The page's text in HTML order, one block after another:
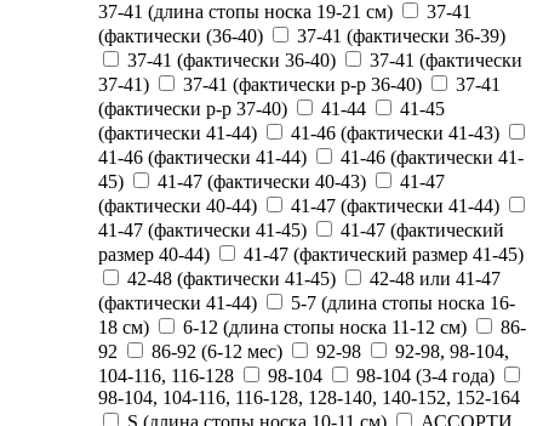
37-41 (длина стопы носка 19-21 см)
37-41
(фактически (36-40)
37-41 (фактически 36-39)
37-41 (фактически 36-40)
37-41 (фактически
37-41)
37-41 (фактически р-р 36-40)
37-41
(фактически р-р 37-40)
41-44
41-45
(фактически 41-44)
41-46 (фактически 41-43)
41-46 (фактически 41-44)
41-46 (фактически 41-
45)
41-47 (фактически 40-43)
41-47
(фактически 40-44)
41-47 (фактически 41-44)
41-47 (фактически 41-45)
41-47 (фактический
размер 40-44)
41-47 (фактический размер 41-45)
42-48 (фактически 41-45)
42-48 или 41-47
(фактически 41-44)
5-7 (длина стопы носка 16-
18 см)
6-12 (длина стопы носка 11-12 см)
86-
92
86-92 (6-12 мес) 92-98
92-98, 98-104,
104-116, 116-128
98-104
98-104 (3-4 года)
98-104, 104-116, 116-128, 128-140, 140-152, 152-164
S (длина стопы носка 10-11 см)
АССОРТИ